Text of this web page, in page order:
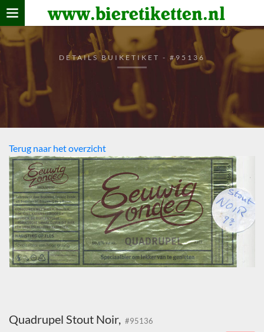
www.bieretiketten.nl
Home
verzamelen
De bierkaart
Bezoekers
DETAILS BUIKETIKET - #95136
Terug naar het overzicht
Quadrupel Stout Noir, #95136